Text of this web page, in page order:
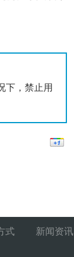
下，禁止用
式 新闻资讯